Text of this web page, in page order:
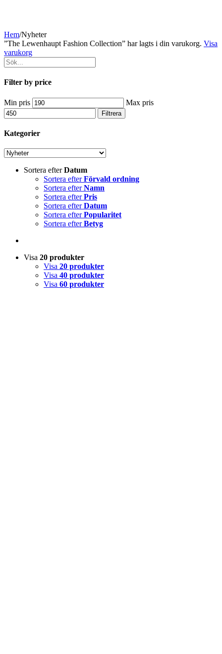
Hem/Nyheter
”The Lewenhaupt Fashion Collection” har lagts i din varukorg. Visa
varukorg
Filter by price
Min pris Max pris
Filtrera
Kategorier
Sortera efterDatum
Sortera efterFörvald ordning
Sortera efterNamn
Sortera efterPris
Sortera efterDatum
Sortera efterPopularitet
Sortera efterBetyg
Visa 20 produkter
Visa 20 produkter
Visa 40 produkter
Visa 60 produkter